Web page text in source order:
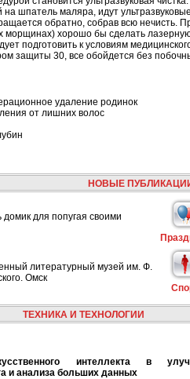
шпатель маляра, идут
обратно, собрав всю
морщинах) хорошо бы сделать
подготовить к условиям
защиты 30, все обойдется без
удаление родинок
от лишних волос
НОВЫЕ
домик для попугая своими
литературный музей им. Ф.
Омск
ТЕХНИКА И ТЕХНОЛОГИИ
и анализа больших данных